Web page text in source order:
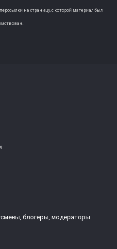
на страницу, с которой материал был
блогеры, модераторы